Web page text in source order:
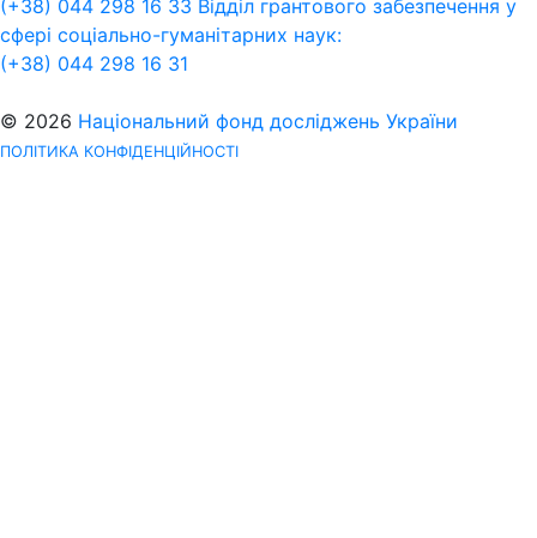
(+38) 044 298 16 33 Відділ грантового забезпечення у
сфері соціально-гуманітарних наук:
(+38) 044 298 16 31
© 2026 Національний фонд досліджень України
ПОЛІТИКА КОНФІДЕНЦІЙНОСТІ